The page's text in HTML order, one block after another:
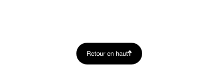
Retour en haut